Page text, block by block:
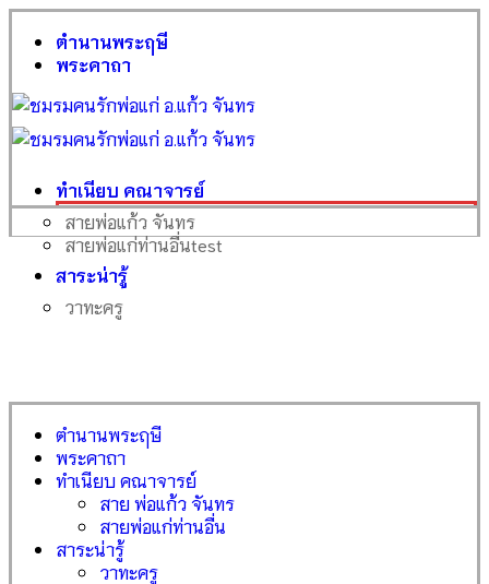
ตำนานพระฤษี
พระคาถา
ทำเนียบ คณาจารย์
สายพ่อแก้ว จันทร
สายพ่อแก่ท่านอื่นtest
สาระน่ารู้
วาทะครู
ตำนานพระฤษี
พระคาถา
ทำเนียบ คณาจารย์
สาย พ่อแก้ว จันทร
สายพ่อแก่ท่านอื่น
สาระน่ารู้
วาทะครู